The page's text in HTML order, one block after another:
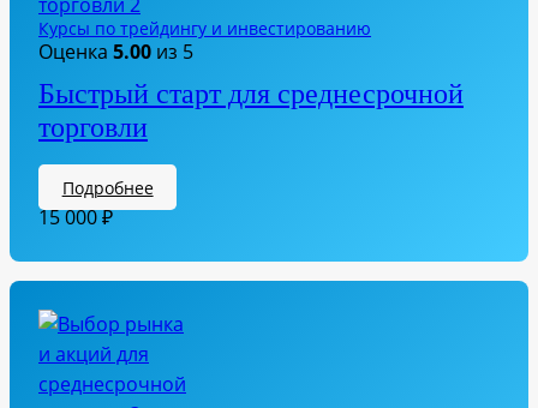
Курсы по трейдингу и инвестированию
Оценка 5.00 из 5
Быстрый старт для среднесрочной
торговли
Подробнее
15 000₽